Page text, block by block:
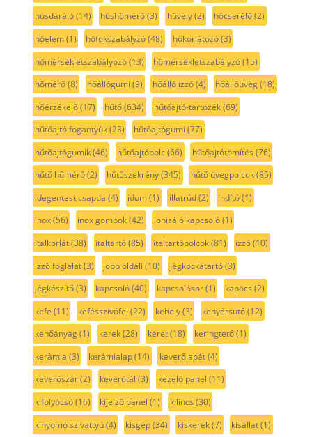
húsdaráló(14) húshőmérő(3) hüvely(2) hőcserélő(2)
hőelem(1) hőfokszabályzó(48) hőkorlátozó(3)
hőmérsékletszabályozó(13) hőmérsékletszabályzó(15)
hőmérő(8) hőállógumi (9) hőálló izzó(4) hőállóüveg(18)
hőérzékelő(17) hűtő(634) hűtőajtó-tartozék(69)
hűtőajtó fogantyúk(23) hűtőajtógumi (77)
hűtőajtógumik(46) hűtőajtópolc(66) hűtőajtótömítés (76)
hűtő hőmérő(2) hűtőszekrény(345) hűtő üvegpolcok(85)
idegentest csapda (4) idom(1) illatrúd(2) indító(1)
inox(56) inox gombok(42) ionizáló kapcsoló(1)
italkorlát(38) italtartó(85) italtartópolcok(81) izzó(10)
izzó foglalat(3) jobb oldali (10) jégkockatartó(3)
jégkészítő(3) kapcsoló(40) kapcsolósor(1) kapocs (2)
kefe (11) kefésszívófej (22) kehely(3) kenyérsütő(12)
kenőanyag(1) kerek(28) keret(18) keringtető(1)
kerámia (3) kerámialap(14) keverőlapát(4)
keverőszár(2) keverőtál (3) kezelő panel (11)
kifolyócső(16) kijelző panel (1) kilincs (30)
kinyomó szivattyú(4) kisgép(34) kiskerék(7) kisállat(1)